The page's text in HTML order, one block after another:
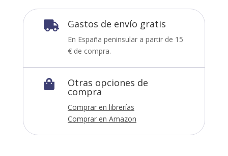
 Gastos de envío gratis
En España peninsular a partir de 15
€ de compra.
 Otras opciones de
compra
Comprar en librerías
Comprar en Amazon